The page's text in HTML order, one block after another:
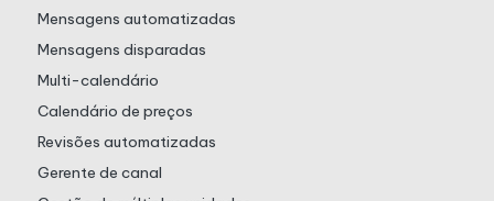
Mensagens automatizadas
Mensagens disparadas
Multi-calendário
Calendário de preços
Revisões automatizadas
Gerente de canal